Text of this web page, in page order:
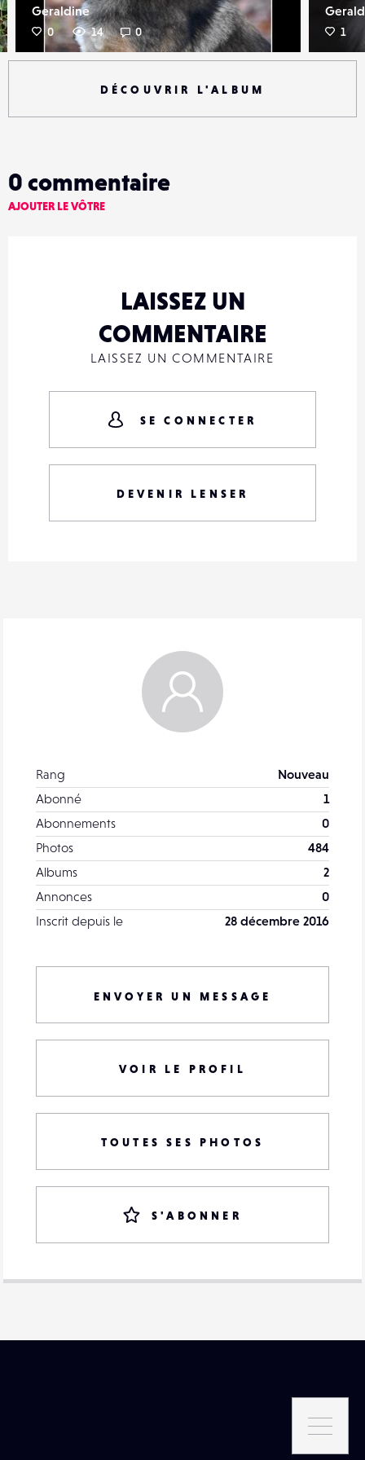
Geraldine
0 14 0 1
DÉCOUVRIR L'ALBUM
Rang
Nouveau
Abonné
1
Abonnements
0
Photos
484
Albums
2
Annonces
0
Inscrit depuis le
28 décembre 2016
ENVOYER UN MESSAGE
VOIR LE PROFIL
TOUTES SES PHOTOS
S'ABONNER
0 commentaire
AJOUTER LE VÔTRE
LAISSEZ UN
COMMENTAIRE
LAISSEZ UN COMMENTAIRE
SE CONNECTER
DEVENIR LENSER